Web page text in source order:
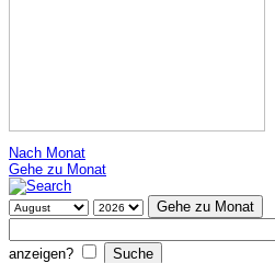
Nach Monat
Gehe zu Monat
Gehe zu Monat
anzeigen?